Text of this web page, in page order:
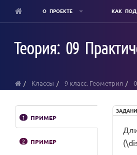
content
О ПРОЕКТЕ КАК
Теория: 09
Классы 9 класс. Геометрия
1 ПРИМЕР
2 ПРИМЕР